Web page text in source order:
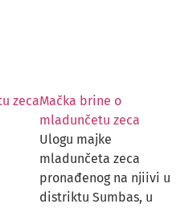
Mačka brine o
mladunčetu zeca
Ulogu majke
mladunčeta zeca
pronađenog na njiivi u
distriktu Sumbas, u